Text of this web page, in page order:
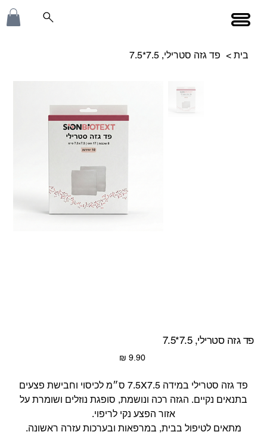
בית > פד גזה סטרילי, 7.5*7.5
פד גזה סטרילי, 7.5*7.5
מחיר
פד גזה סטרילי במידה 7.5X7.5 ס״מ לכיסוי וחבישת פצעים
בתנאים נקיים. הגזה רכה ונושמת, סופגת נוזלים ושומרת על
אזור הפצע נקי לריפוי.
מתאים לטיפול בבית, במרפאות ובערכות עזרה ראשונה.